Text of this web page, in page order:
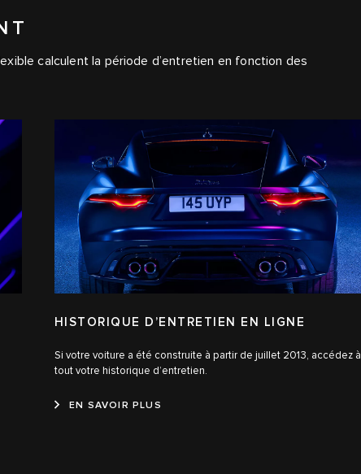
calculent la période d’entretien en fonction des
HISTORIQUE D’ENTRETIEN EN LIGNE
Si votre voiture a été construite à partir de juillet 2013, accédez à
tout votre historique d’entretien.
EN SAVOIR PLUS